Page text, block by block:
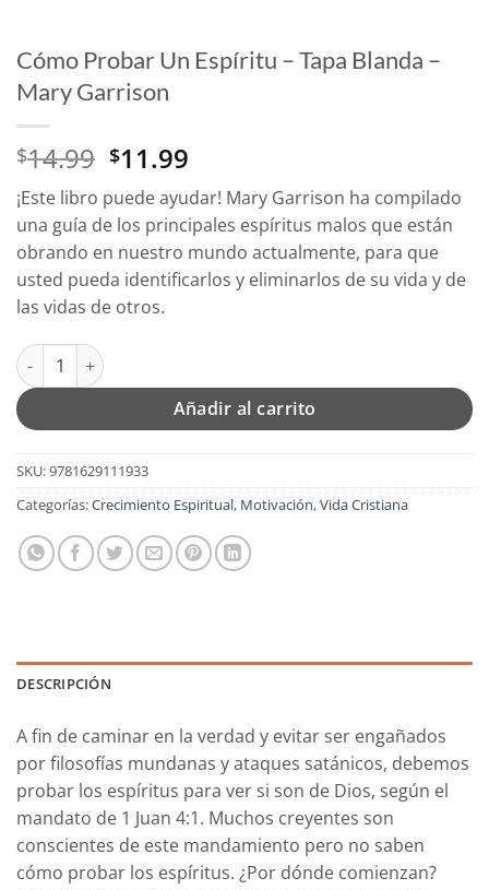
Cómo Probar Un Espíritu – Tapa Blanda –
Mary Garrison
$14.99 El
precio
original
era:
$14.99.
$11.99
precio
actual
es:
$11.99.
¡Este libro puede ayudar! Mary Garrison ha compilado
una guía de los principales espíritus malos que están
obrando en nuestro mundo actualmente, para que
usted pueda identificarlos y eliminarlos de su vida y de
las vidas de otros.
Cómo Probar Un Espíritu - Tapa Blanda - Mary Garrison
Añadir al carrito
SKU:9781629111933
Categorías:Crecimiento Espiritual, Motivación,Vida Cristiana
DESCRIPCIÓN
A fin de caminar en la verdad y evitar ser engañados
por filosofías mundanas y ataques satánicos, debemos
probar los espíritus para ver si son de Dios, según el
mandato de 1 Juan 4:1. Muchos creyentes son
conscientes de este mandamiento pero no saben
cómo probar los espíritus. ¿Por dónde comienzan?